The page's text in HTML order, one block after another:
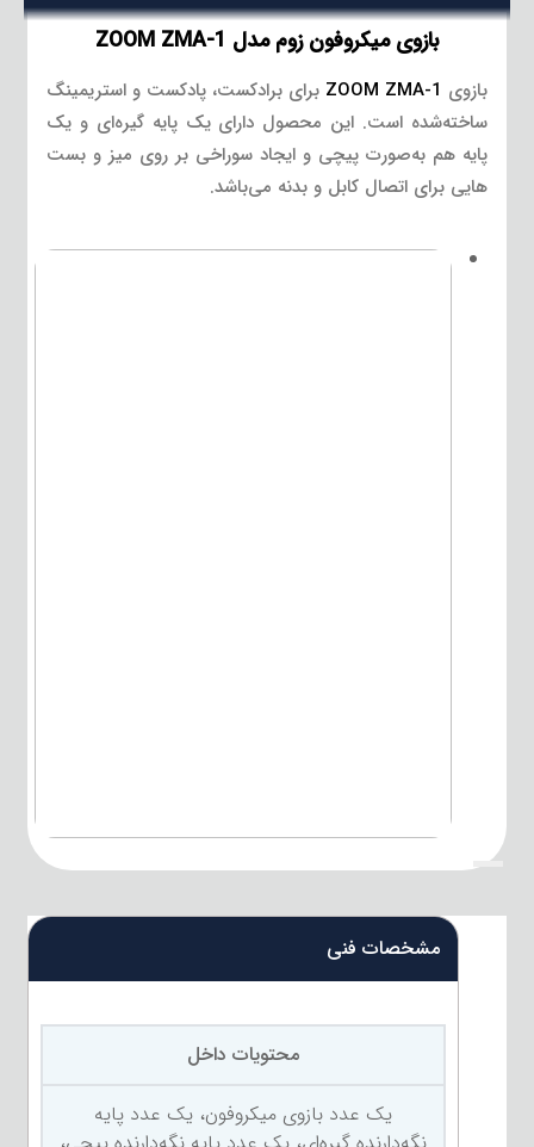
بازوی میکروفون زوم مدل ZOOM ZMA-1
بازوی ZOOM ZMA-1 برای برادکست، پادکست و استریمینگ
ساخته‌شده است. این محصول دارای یک پایه گیره‌ای و یک
پایه هم به‌صورت پیچی و ایجاد سوراخی بر روی میز و بست
هایی برای اتصال کابل و بدنه می‌باشد.
{title}
مشخصات فنی
محتویات داخل
یک عدد بازوی میکروفون، یک عدد پایه